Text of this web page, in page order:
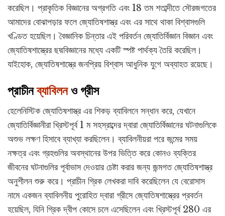
করেছিল। প্রাকৃতিক বিজ্ঞানের অগ্রগতি এবং 18 তম শতাব্দীতে সৌরজগতের
আমাদের বোঝাপড়ার ফলে জ্যোতিষশাস্ত্র এবং এর সাথে থাকা বিশ্বাসগুলি
খণ্ডিত হয়েছিল। বৈজ্ঞানিক চিন্তার এই পরিবর্তন জ্যোতির্বিজ্ঞান বিজ্ঞান এবং
জ্যোতিষশাস্ত্রের ছদ্মবিজ্ঞানের মধ্যে একটি স্পষ্ট পার্থক্য তৈরি করেছিল।
যাইহোক, জ্যোতিষশাস্ত্রে জনপ্রিয় বিশ্বাস আধুনিক যুগে অব্যাহত রয়েছে।
প্রাচীনব্যাবিলনও গ্রীস
হেলেনিস্টিক জ্যোতিষশাস্ত্র এর শিকড় ব্যাবিলনে সন্ধান করে, যেখানে
জ্যোতির্বিজ্ঞানীরা খ্রিস্টপূর্ব 1 ম সহস্রাব্দের দ্বারা জ্যোতির্বিজ্ঞানের ঘটনাগুলিকে
অশুভ লক্ষণ হিসাবে ব্যাখ্যা করছিলেন। ব্যাবিলনীয়রা পরে জন্মের সময়
নক্ষত্র এবং গ্রহগুলির অবস্থানের উপর ভিত্তি করে কোনও ব্যক্তির
জীবনের ঘটনাগুলির পূর্বাভাস দেওয়ার চেষ্টা করার জন্য জন্মগত জ্যোতিষশাস্ত্র
অনুশীলন শুরু করে। প্রাচীন গ্রিক লেখকরা দাবি করেছিলেন যে বেরোসাস
নামে একজন ব্যাবিলনীয় পুরোহিত দ্বারা গ্রীসে জ্যোতিষশাস্ত্রের প্রবর্তন
হয়েছিল, যিনি গ্রিক দ্বীপ কোসে চলে এসেছিলেন এবং খ্রিস্টপূর্ব 280 এর